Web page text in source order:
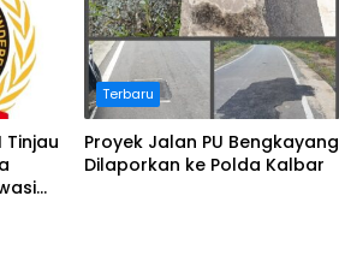
Tinjau
Terbaru
Proyek Jalan PU Bengkayang
Dilaporkan ke Polda Kalbar